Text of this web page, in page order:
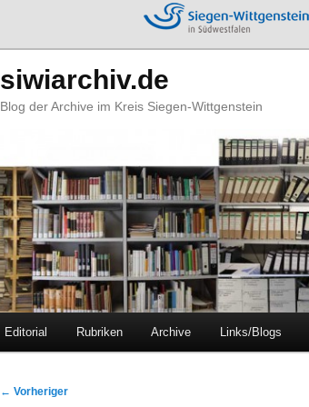
siwiarchiv.de
Blog der Archive im Kreis Siegen-Wittgenstein
Zum
Zum
Editorial Rubriken Archive Links/Blogs
Beitragsnavigation
← Vorheriger